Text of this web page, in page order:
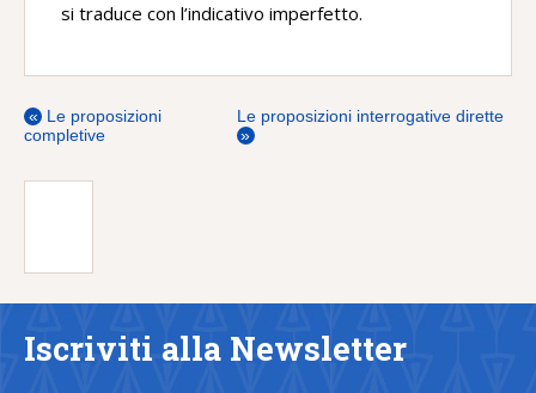
si traduce con l’indicativo imperfetto.
« Le proposizioni
completive
Le proposizioni interrogative dirette
»
Iscriviti alla Newsletter